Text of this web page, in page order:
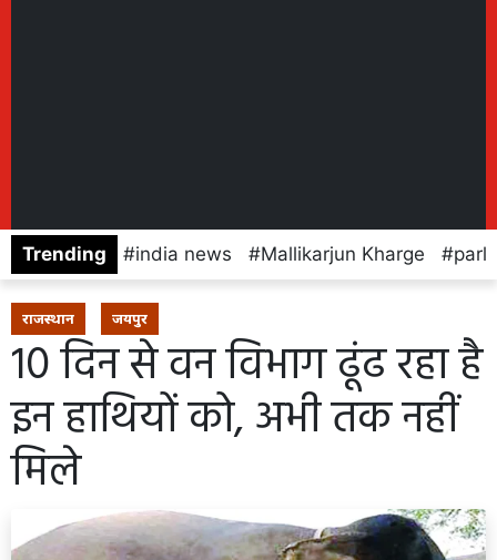
Trending india news Mallikarjun Kharge
राजस्थान जयपुर
10 दिन से वन विभाग ढूंढ रहा है
इन हाथियों को, अभी तक नहीं
मिले